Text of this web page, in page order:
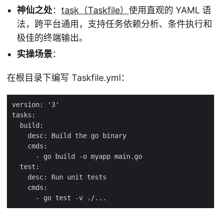
神仙之处： task（Taskfile） 使用直观的 YAML 语
法，跨平台通用，支持任务依赖分析、条件执行和
极佳的终端输出。
实操场景：
在根目录下编写 Taskfile.yml：